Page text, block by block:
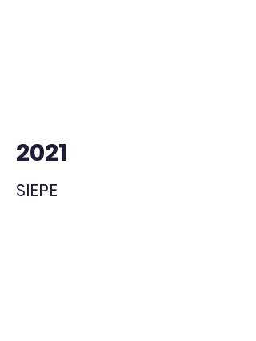
2021
SIEPE